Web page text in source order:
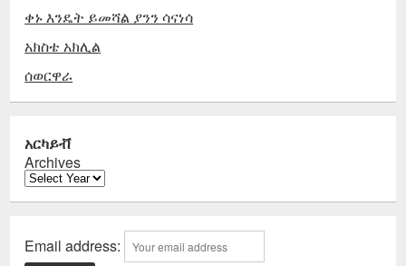
ቀኑ እንዴት ይመሻል ያንን ሳናነሳ
አክስቴ አክሊል
ሰወርዋራ
አርካይቭ
Archives
Email address: